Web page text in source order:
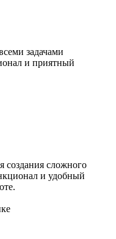
задачами
и приятный
создания сложного
и удобный